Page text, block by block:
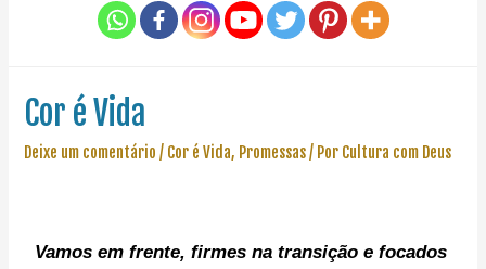
Cor é Vida
Deixe um comentário / Cor é Vida, Promessas/ Por Cultura com Deus
Vamos em frente, firmes na transição e focados